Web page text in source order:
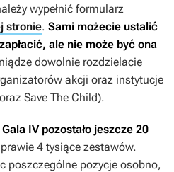
wypełnić formularz
stronie. Sami możecie ustalić
ale nie może być ona
dowolnie rozdzielacie
akcji oraz instytucje
Save The Child).
IVpozostało jeszcze 20
4 tysiące zestawów.
poszczególne pozycje osobno,